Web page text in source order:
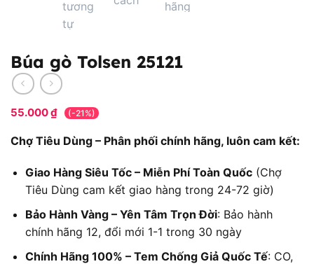
Búa gò Tolsen 25121
55.000₫ (-21%)
Chợ Tiêu Dùng – Phân phối chính hãng, luôn cam kết:
Giao Hàng Siêu Tốc – Miễn Phí Toàn Quốc(Chợ
Tiêu Dùng cam kết giao hàng trong 24-72 giờ)
Bảo Hành Vàng – Yên Tâm Trọn Đời: Bảo hành
chính hãng 12, đổi mới 1-1 trong 30 ngày
Chính Hãng 100% – Tem Chống Giả Quốc Tế: CO,